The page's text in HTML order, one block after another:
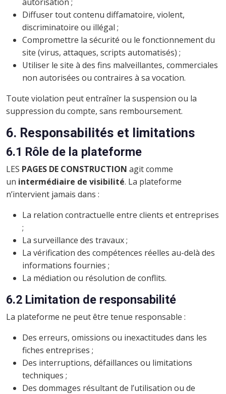
Diffuser tout contenu diffamatoire, violent,
discriminatoire ou illégal ;
Compromettre la sécurité ou le fonctionnement du
site (virus, attaques, scripts automatisés) ;
Utiliser le site à des fins malveillantes, commerciales
non autorisées ou contraires à sa vocation.
Toute violation peut entraîner la suspension ou la
suppression du compte, sans remboursement.
6. Responsabilités et limitations
6.1 Rôle de la plateforme
LES PAGES DE CONSTRUCTION agit comme
un intermédiaire de visibilité. La plateforme
n’intervient jamais dans :
La relation contractuelle entre clients et entreprises
;
La surveillance des travaux ;
La vérification des compétences réelles au-delà des
informations fournies ;
La médiation ou résolution de conflits.
6.2 Limitation de responsabilité
La plateforme ne peut être tenue responsable :
Des erreurs, omissions ou inexactitudes dans les
fiches entreprises ;
Des interruptions, défaillances ou limitations
techniques ;
Des dommages résultant de l’utilisation ou de